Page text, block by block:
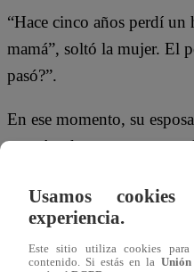
“Hace cinco años perdí
mamá”, soltó la mujer. El
pasó?”.
En ese momento, su
mamá y de regreso en
de emergencia al
Su esposo se acercó
Usamos
experiencia.
Este sitio utiliza cookies
contenido. Si estás en la